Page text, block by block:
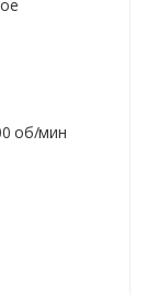
об/мин